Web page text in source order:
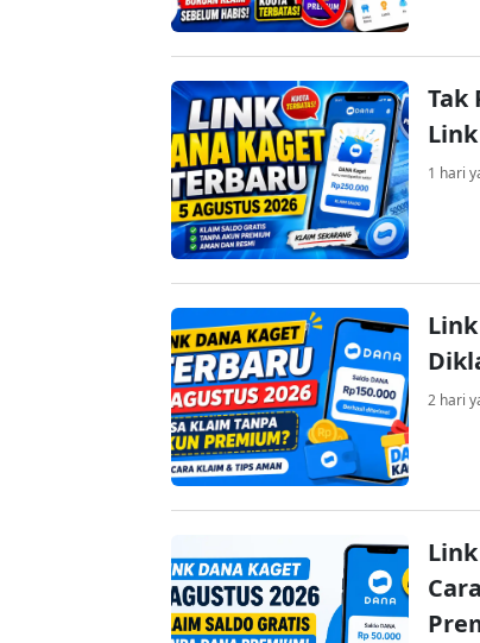
Tak
1 hari
2 hari